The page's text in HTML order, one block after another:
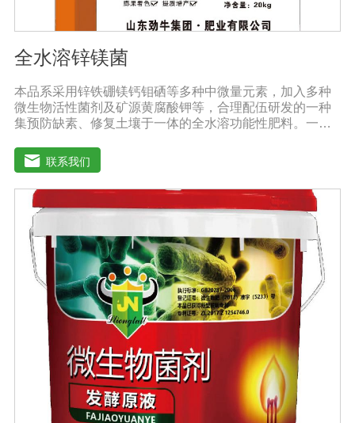
全水溶锌镁菌
本品系采用锌铁硼镁钙钼硒等多种中微量元素，加入多种
微生物活性菌剂及矿源黄腐酸钾等，合理配伍研发的一种
集预防缺素、修复土壤于一体的全水溶功能性肥料。一肥
剂”，配方科学，配比创新领先技术，多素合一，具有提苗
快、生根猛、改良土壤，防病抗重茬之功效，使土壤暄松
透气，使作物生长旺盛，有效预防由土壤传播的植物病原
及植物缺素引起的黄叶、弱苗、僵苗、死苗烂根、死棵、
枯黄萎等病害，提高植物吸纳肥水的能力，降农残、提品
质、降低农业生产成本，从而达到增产增收的目的。适用
作物：本品登记作物:白菜。实践证明本品在蔬菜、果树、
瓜果、大田、中草药材、花卉、苗木、茶树等多种作物上
具有显著效果。用法用量：◆冲施、滴灌、撒施、机播、
混播、基施、种肥同播均可，一般亩用量18-20公斤，作物
缺素严重且有死苗烂根现象及土壤板结且十传杂菌较多地
块，亩用量30-40公斤。◆具体用法用量请根据土壤及作物
情况，在专业农技人员正确指导下使用。注意事项：1.阴
凉干燥处存放，禁止暴晒和雨淋2.内含大量有益活菌，禁
止与杀菌剂或含铜物质混用3.施用本品时可与多种非强
酸、强碱农药混合施用
联系我们